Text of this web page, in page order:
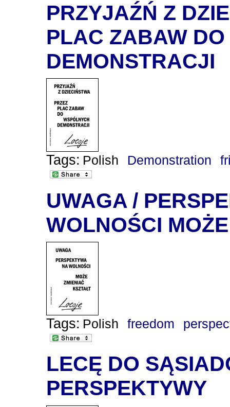
PRZYJAŹŃ Z
PLAC ZABAW
DEMONSTRACJI
Tags: Polish Demonstration
UWAGA /
WOLNOŚCI
Tags: Polish freedom
LECĘ DO
PERSPEKTYWY